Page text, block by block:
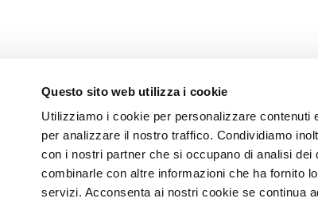
Questo sito web utilizza i cookie
Utilizziamo i cookie per personalizzare contenuti
per analizzare il nostro traffico. Condividiamo
con i nostri partner che si occupano di analisi
combinarle con altre informazioni che ha fornito
servizi. Acconsenta ai nostri cookie se continua